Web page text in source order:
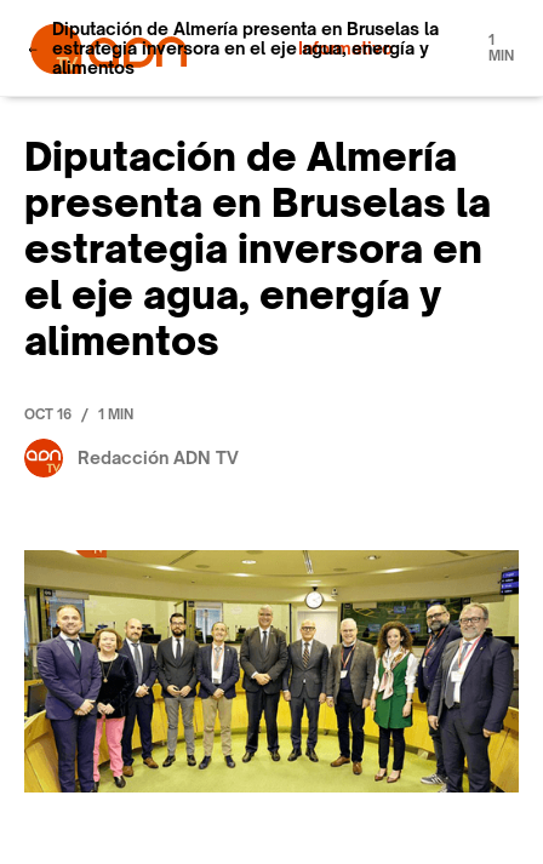
Informativo
Diputación de Almería presenta en Bruselas la
estrategia inversora en el eje agua, energía y
alimentos
1
MIN
Diputación de Almería
presenta en Bruselas la
estrategia inversora en
el eje agua, energía y
alimentos
OCT 16 / 1 MIN
Redacción ADN TV